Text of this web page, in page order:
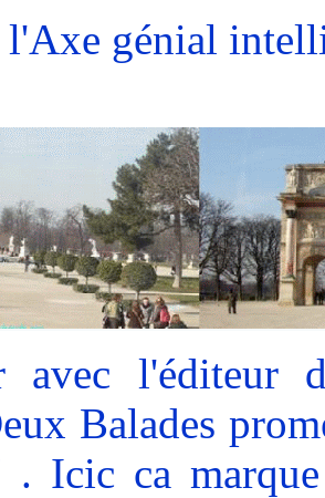
l'Axe génial
avec l'éditeur
Balades
. Icic ca